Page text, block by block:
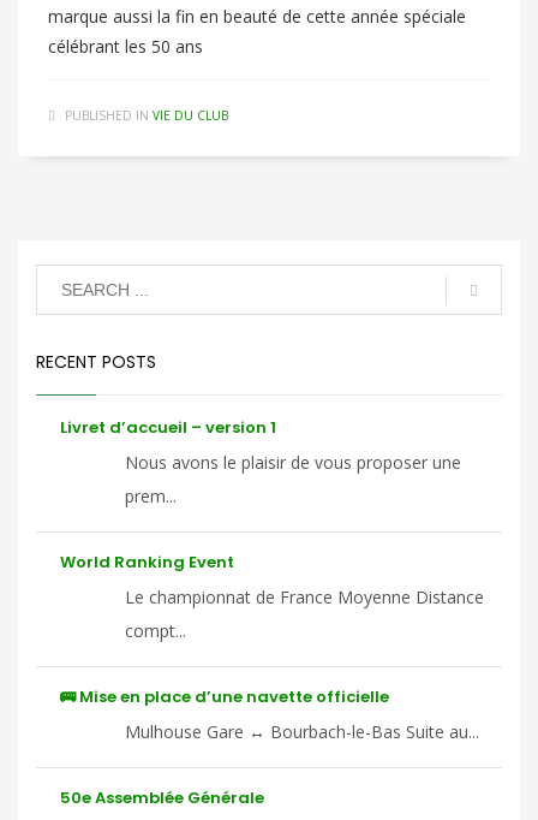
marque aussi la fin en beauté de cette année spéciale
célébrant les 50 ans
PUBLISHED IN VIE DU CLUB
RECENT POSTS
Livret d’accueil – version 1
Nous avons le plaisir de vous proposer une
prem...
World Ranking Event
Le championnat de France Moyenne Distance
compt...
🚌 Mise en place d’une navette officielle
Mulhouse Gare ↔ Bourbach-le-Bas Suite au...
50e Assemblée Générale